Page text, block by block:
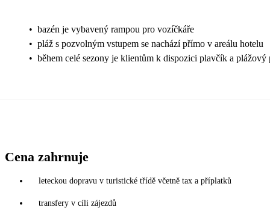
• bazén je vybavený rampou pro vozíčkáře
• pláž s pozvolným vstupem se nachází přímo v areálu hotelu
• během celé sezony je klientům k dispozici plavčík a plážový
Cena zahrnuje
leteckou dopravu v turistické třídě včetně tax a příplatků
transfery v cíli zájezdů